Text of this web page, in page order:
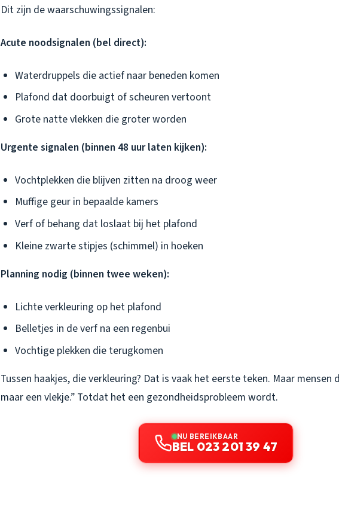
Dit zijn de waarschuwingssignalen:
Acute noodsignalen (bel direct):
Waterdruppels die actief naar beneden komen
Plafond dat doorbuigt of scheuren vertoont
Grote natte vlekken die groter worden
Urgente signalen (binnen 48 uur laten kijken):
Vochtplekken die blijven zitten na droog weer
Muffige geur in bepaalde kamers
Verf of behang dat loslaat bij het plafond
Kleine zwarte stipjes (schimmel) in hoeken
Planning nodig (binnen twee weken):
Lichte verkleuring op het plafond
Belletjes in de verf na een regenbui
Vochtige plekken die terugkomen
Tussen haakjes, die verkleuring? Dat is vaak het eerste teken. Maar mensen
maar een vlekje.” Totdat het een gezondheidsprobleem wordt.
NU BEREIKBAAR
BEL 023 201 39 47